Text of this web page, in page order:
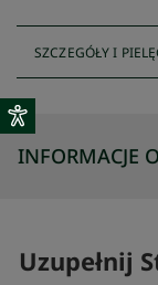
SZCZEGÓŁY I
INFORMACJE
Uzupełnij